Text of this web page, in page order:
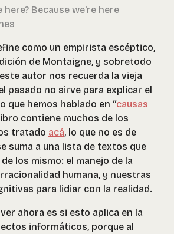
here? Because we're here
como un empirista escéptico,
de Montaigne, y sobretodo
autor nos recuerda la vieja
pasado no sirve para explicar el
que hemos hablado en “causas
libro contiene muchos de los
tratado acá, lo que no es de
suma a una lista de textos que
los mismo: el manejo de la
humana, y nuestras
para lidiar con la realidad.
ahora es si esto aplica en la
informáticos, porque al